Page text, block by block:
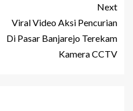
Next
Viral Video Aksi Pencurian
Di Pasar Banjarejo Terekam
Kamera CCTV